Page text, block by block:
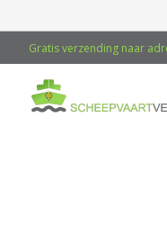
Gratis verzending naar